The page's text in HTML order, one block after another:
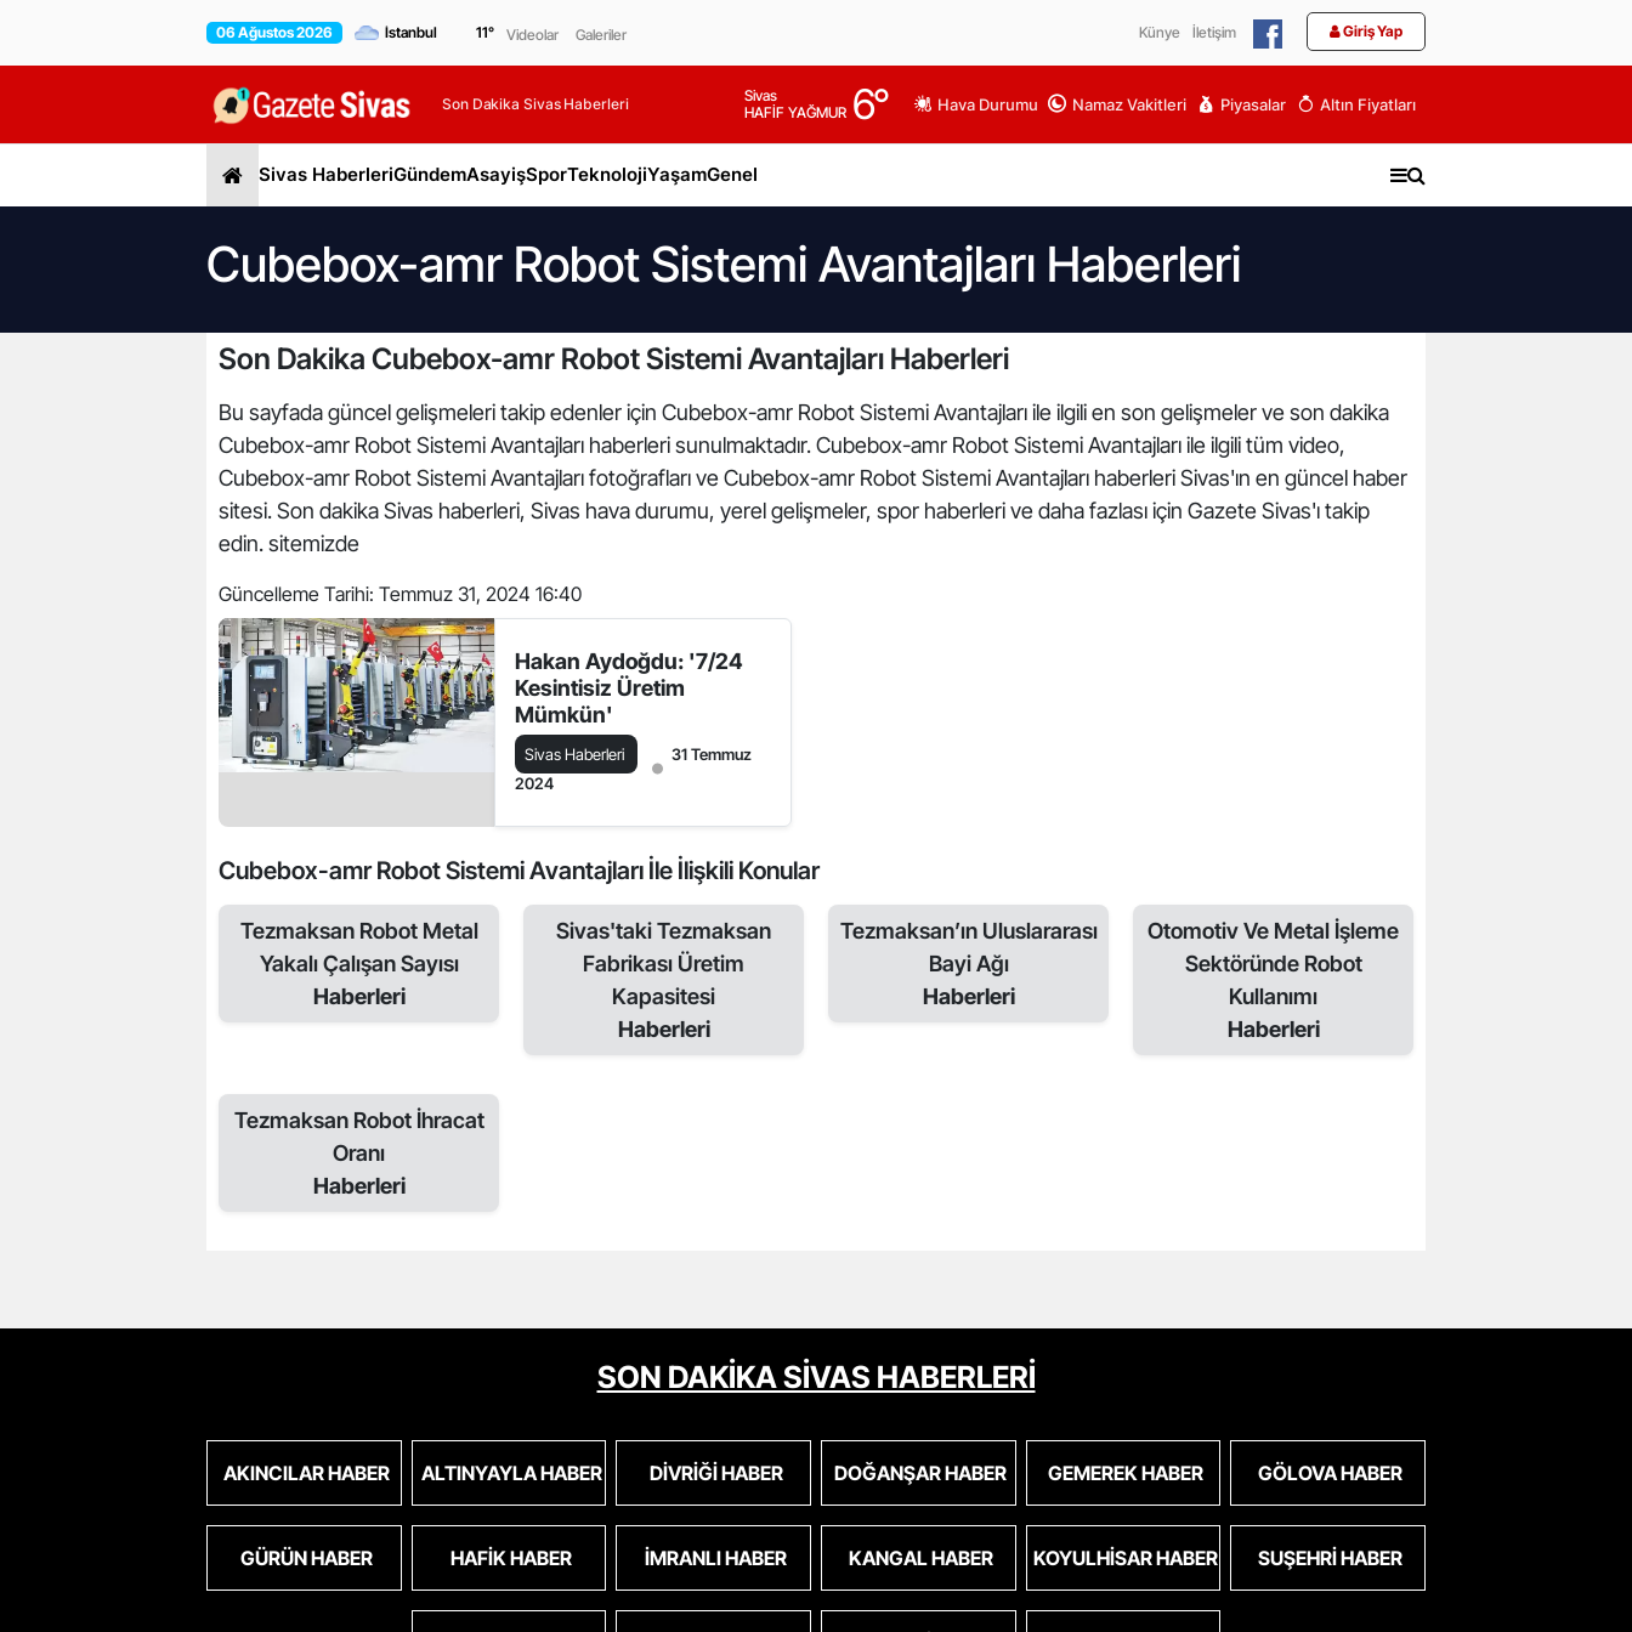
06 Ağustos 2026 11° Videolar Galeriler Künye İletişim Giriş Yap
Son Dakika Sivas Haberleri
Sivas
HAFİF YAĞMUR 6° Hava Durumu Namaz Vakitleri Piyasalar Altın Fiyatları
Sivas HaberleriGündemAsayişSporTeknolojiYaşamGenel
Cubebox-amr Robot Sistemi Avantajları Haberleri
Son Dakika Cubebox-amr Robot Sistemi Avantajları Haberleri
Bu sayfada güncel gelişmeleri takip edenler için Cubebox-amr Robot Sistemi Avantajları ile ilgili en son gelişmeler ve son dakika
Cubebox-amr Robot Sistemi Avantajları haberleri sunulmaktadır. Cubebox-amr Robot Sistemi Avantajları ile ilgili tüm video,
Cubebox-amr Robot Sistemi Avantajları fotoğrafları ve Cubebox-amr Robot Sistemi Avantajları haberleri Sivas'ın en güncel haber
sitesi. Son dakika Sivas haberleri, Sivas hava durumu, yerel gelişmeler, spor haberleri ve daha fazlası için Gazete Sivas'ı takip
edin. sitemizde
Güncelleme Tarihi: Temmuz 31, 2024 16:40
Hakan Aydoğdu: '7/24
Kesintisiz Üretim
Mümkün'
Sivas Haberleri
31 Temmuz
2024
Cubebox-amr Robot Sistemi Avantajları İle İlişkili Konular
Tezmaksan Robot Metal
Yakalı Çalışan Sayısı
Haberleri
Sivas'taki Tezmaksan
Fabrikası Üretim
Kapasitesi
Haberleri
Tezmaksan’ın Uluslararası
Bayi Ağı
Haberleri
Otomotiv Ve Metal İşleme
Sektöründe Robot
Kullanımı
Haberleri
Tezmaksan Robot İhracat
Oranı
Haberleri
SON DAKİKA SİVAS HABERLERİ
AKINCILAR HABER ALTINYAYLA HABER DIVRIĞI HABER DOĞANŞAR HABER GEMEREK HABER GÖLOVA HABER
GÜRÜN HABER HAFIK HABER İMRANLI HABER KANGAL HABER KOYULHISAR HABER SUŞEHRI HABER